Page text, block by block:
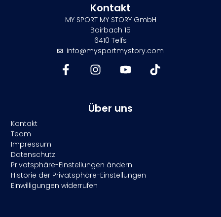
Kontakt
MY SPORT MY STORY GmbH
Bairbach 15
6410 Telfs
info@mysportmystory.com
Über uns
Kontakt
Team
Impressum
Datenschutz
Privatsphäre-Einstellungen ändern
Historie der Privatsphäre-Einstellungen
Einwilligungen widerrufen